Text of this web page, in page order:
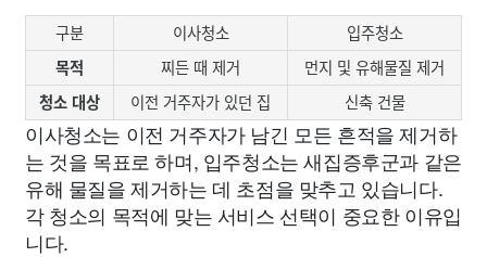
구분 이사청소
입주청소
목적
찌든 때 제거
먼지 및 유해물질 제거
청소 대상
이전 거주자가 있던 집 신축 건물
이사청소는 이전 거주자가 남긴 모든 흔적을 제거하
는 것을 목표로 하며, 입주청소는 새집증후군과 같은
유해 물질을 제거하는 데 초점을 맞추고 있습니다.
각 청소의 목적에 맞는 서비스 선택이 중요한 이유입
니다.